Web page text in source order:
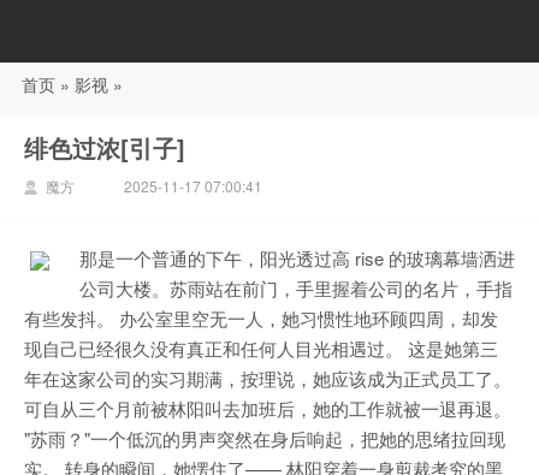
88影视
首页 » 影视 »
绯色过浓[引子]
魔方 2025-11-17 07:00:41
那是一个普通的下午，阳光透过高 rise 的玻璃幕墙洒进
公司大楼。苏雨站在前门，手里握着公司的名片，手指
有些发抖。 办公室里空无一人，她习惯性地环顾四周，却发
现自己已经很久没有真正和任何人目光相遇过。 这是她第三
年在这家公司的实习期满，按理说，她应该成为正式员工了。
可自从三个月前被林阳叫去加班后，她的工作就被一退再退。
"苏雨？"一个低沉的男声突然在身后响起，把她的思绪拉回现
实。 转身的瞬间，她愣住了—— 林阳穿着一身剪裁考究的黑